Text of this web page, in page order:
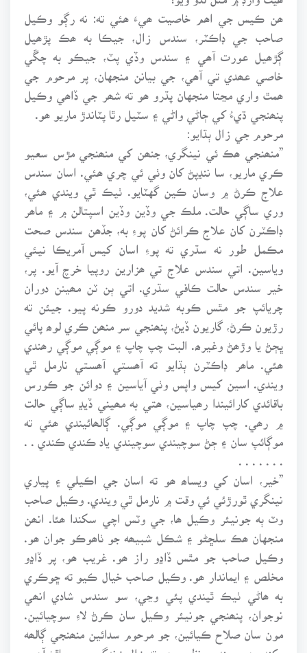
ھن ڪيس جي اھم خاصيت ھيءَ ھئي ته: نه رڳو وڪيل
صاحب جي ڊاڪٽر، سندس زال، جيڪا به ھڪ پڙھيل
ڳڙھيل عورت آھي ۽ سندس وڏي پٽ، جيڪو به چڱي
خاصي عھدي تي آھي، جي بيانن منجهان، پر مرحوم جي
ھمٿ واري مڃتا منجهان پڌرو ھو ته شھر جي ڏاھي وڪيل
پنھنجي ڌيءُ کي ڄاڻي واڻي ۽ سٽيل رٿا پٽاندڙ ماريو ھو.
مرحوم جي زال ٻڌايو:
”منھنجي ھڪ ئي نينگري، جنھن کي منھنجي مڙس سعيو
ڪري ماريو، سا ننڍپڻ کان وٺي ئي چري ھئي. اسان سندس
علاج ڪرڻ ۾ وسان ڪين گهٽايو. ٺيڪ ٿي ويندي ھئي،
وري ساڳي حالت. ملڪ جي وڏين وڏين اسپتالن ۾ ۽ ماھر
ڊاڪٽرن کان علاج ڪرائڻ کان پوءِ به، جڏھن سندس صحت
مڪمل طور نه سڌري ته پوءِ اسان کيس آمريڪا نيئي
وياسين. اتي سندس علاج تي ھزارين روپيا خرچ آيو. پر،
خير سندس حالت ڪافي سڌري. اتي ٻن ٽن مھينن دوران
چريائپ جو مٿس ڪوبه شديد دورو ڪونه پيو. جيئن ته
رڙيون ڪرڻ، گاريون ڏيڻ، پنھنجي سر منھن ڪري لوھ پائي
ڀڄڻ يا وڙھڻ وغيرھ. البت چپ چاپ ۽ موڳي موڳي رھندي
ھئي. ماھر ڊاڪٽرن ٻڌايو ته آھستي آھستي نارمل ٿي
ويندي. اسين کيس واپس وٺي آياسين ۽ دوائن جو ڪورس
باقائدي کارائيندا رھياسين، ھتي به مھيني ڏيڍ ساڳي حالت
۾ رھي. چپ چاپ ۽ موڳي موڳي. ڳالھائيندي ھئي ته
موڳائپ سان ۽ ڄڻ سوچيندي سوچيندي ياد ڪندي ڪندي . .
”خير، اسان کي ويساھ ھو ته اسان جي اڪيلي ۽ پياري
نينگري ٿورڙئي ئي وقت ۾ نارمل ٿي ويندي. وڪيل صاحب
وٽ ٻه جونيئر وڪيل ھا، جي وٽس اچي سکندا ھئا. انھن
منجهان ھڪ سلڇڻو ۽ شڪل شبيھه جو ٺاھوڪو جوان ھو.
وڪيل صاحب جو مٿس ڏاڍو راز ھو. غريب ھو، پر ڏاڍو
مخلص ۽ ايماندار ھو. وڪيل صاحب خيال ڪيو ته ڇوڪري
به ھاڻي ٺيڪ ٿيندي پئي وڃي، سو سندس شادي انھي
نوجوان، پنھنجي جونيئر وڪيل سان ڪرڻ لاءِ سوچيائين.
مون سان صلاح ڪيائين، جو مرحوم سدائين منھنجي ڳالھه
رکندو ھو. سندس نظريو ھو ته زال زندگي جي ساٿڻ آھي،